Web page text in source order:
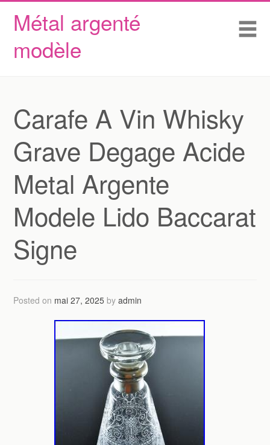
Métal argenté
modèle
Skip to content
Accueil
Conditions d’utilisation
Carafe A Vin Whisky
Grave Degage Acide
Metal Argente
Modele Lido Baccarat
Signe
Posted on mai 27, 2025 byadmin